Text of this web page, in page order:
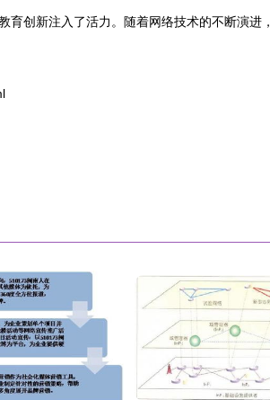
育创新注入了活力。随着网络技术的不断演进